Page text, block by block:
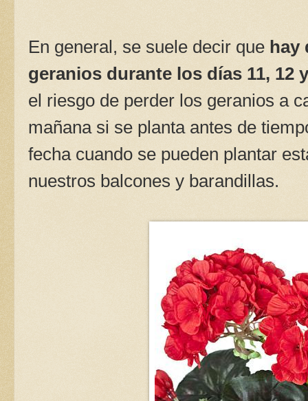
En general, se suele decir que hay
geranios durante los días 11, 12
el riesgo de perder los geranios a
mañana si se planta antes de
fecha cuando se pueden plantar
nuestros balcones y barandillas.